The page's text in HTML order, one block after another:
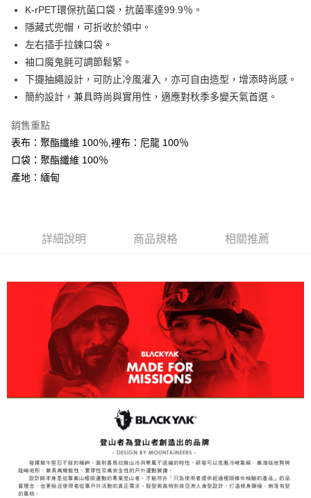
相關說明
【關於「AFTEE先享後付」】
AFTEE先享後付是「在收到商品之後才付款」的支付方式。 讓您購物簡單
便利好安心！
１．簡單：不需註冊會員、不需綁卡、不需儲值。
３．安心：先確認商品／服務後，再付款。
１．於結帳方式選擇「AFTEE先享後付」後，將跳轉至「AFTEE先享後付」
２．訂單成立數日內，您將收到繳費通知簡訊。
３．收到繳費通知簡訊後14天內，點擊此簡訊中的連結，可透過四大超商／
ATM／網路銀行／等多元方式進行付款，方視為交易完成。
※ 請注意：結帳手續完成當下不需立刻繳費，但若您需要取消訂單，請聯絡
是否繳費成功／繳費後需取消欲退款等相關疑問，請聯繫「AFTEE先享後付
客戶支援中心」
https://netprotections.freshdesk.com/support/home
１．透過由恩沛科技股份有限公司提供之「AFTEE先享後付」服務完成之交
易，需依本服務之必要範圍內提供個人資料，並將交易相關給付款項請求債
權轉讓予恩沛科技股份有限公司。
２．關於個人資料處理事宜，請瀏覽以下網址：
https://aftee.tw/terms/#terms3
３．未成年的使用者請事先徵得法定代理人或監護人之同意方可使用
「AFTEE先享後付」，若未經同意申辦者引起之損失，本公司不負相關責
４．使用「AFTEE先享後付」時，將依據個別帳號之用戶狀況，依本公司即
時審查核予不同之上限額度；若仍有額度不足之情形，本公司將視審查結果
５．嚴禁一人註冊多個帳號或使用他人資訊註冊。若發現惡意使用之情形，
ATM付款
運送方式
付款後全家取貨
萊爾富取貨付款
每筆NT$60，滿NT$799(含以上)免運費
每筆NT$60，滿NT$799(含以上)免運費
付款後7-11取貨
每筆NT$60，滿NT$799(含以上)免運費
每筆NT$70，滿NT$799(含以上)免運費
K-rPET環保抗菌口袋，抗菌率達99.9％。
隱藏式兜帽，可折收於領中。
左右插手拉鍊口袋。
袖口魔鬼氈可調節鬆緊。
下擺抽繩設計，可防止冷風灌入，亦可自由造型，增添時尚感。
簡約設計，兼具時尚與實用性，適應對秋季多變天氣首選。
銷售重點
表布：聚酯纖維 100％,裡布：尼龍 100％
口袋：聚酯纖維 100％
產地：緬甸
詳細說明 商品規格 相關推薦